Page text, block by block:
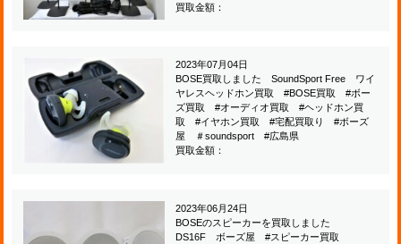
買取金額：
2023年07月04日
BOSE買取しました SoundSport Free ワイ
ヤレスヘッドホン買取 #BOSE買取 #ボー
ズ買取 #オーディオ買取 #ヘッドホン買
取 #イヤホン買取 #宅配買取り #ボーズ
屋 ＃soundsport #広島県
買取金額：
2023年06月24日
BOSEのスピーカーを買取しました
DS16F ボーズ屋 #スピーカー買取